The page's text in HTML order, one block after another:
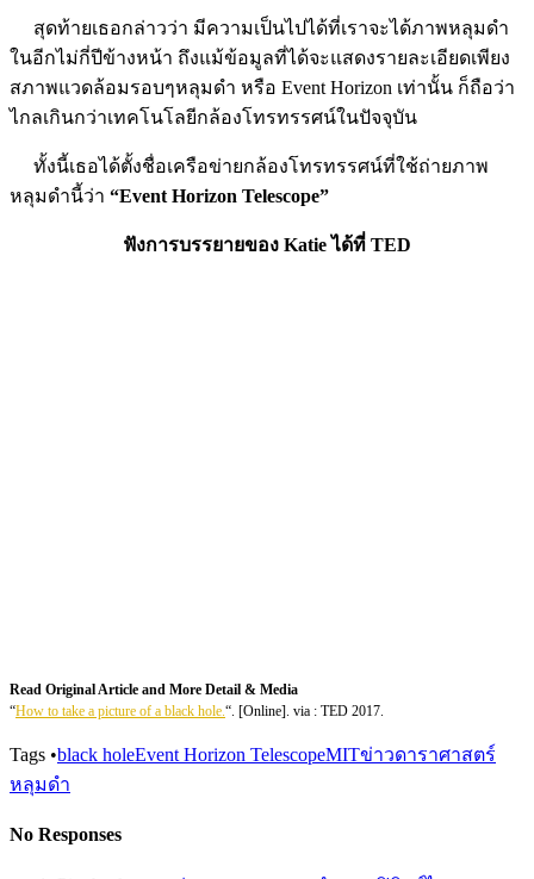
สุดท้ายเธอกล่าวว่า มีความเป็นไปได้ที่เราจะได้ภาพหลุมดำ
ในอีกไม่กี่ปีข้างหน้า ถึงแม้ข้อมูลที่ได้จะแสดงรายละเอียดเพียง
สภาพแวดล้อมรอบๆหลุมดำ หรือ Event Horizon เท่านั้น ก็ถือว่า
ไกลเกินกว่าเทคโนโลยีกล้องโทรทรรศน์ในปัจจุบัน
ทั้งนี้เธอได้ตั้งชื่อเครือข่ายกล้องโทรทรรศน์ที่ใช้ถ่ายภาพ
หลุมดำนี้ว่า “Event Horizon Telescope”
ฟังการบรรยายของ Katie ได้ที่ TED
Read Original Article and More Detail & Media
“How to take a picture of a black hole. “. [Online]. via : TED 2017.
Tags •black holeEvent Horizon TelescopeMITข่าวดาราศาสตร์
หลุมดำ
No Responses